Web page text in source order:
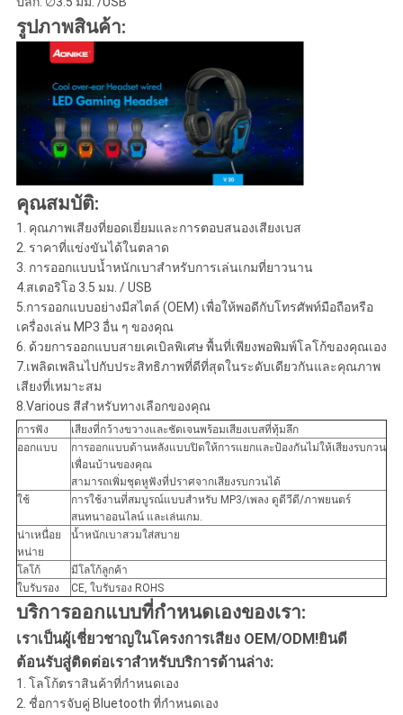
รูปภาพสินค้า:
คุณสมบัติ:
1. คุณภาพเสียงที่ยอดเยี่ยมและการตอบสนองเสียงเบส
2. ราคาที่แข่งขันได้ในตลาด
3. การออกแบบน้ำหนักเบาสำหรับการเล่นเกมที่ยาวนาน
4.สเตอริโอ 3.5 มม. / USB
5.การออกแบบอย่างมีสไตล์ (OEM) เพื่อให้พอดีกับโทรศัพท์มือถือหรือ
เครื่องเล่น MP3 อื่น ๆ ของคุณ
6. ด้วยการออกแบบสายเคเบิลพิเศษ พื้นที่เพียงพอพิมพ์โลโก้ของคุณเอง
7.เพลิดเพลินไปกับประสิทธิภาพที่ดีที่สุดในระดับเดียวกันและคุณภาพ
เสียงที่เหมาะสม
8.Various สีสำหรับทางเลือกของคุณ
การฟัง
เสียงที่กว้างขวางและชัดเจนพร้อมเสียงเบสที่ทุ้มลึก
ออกแบบ
การออกแบบด้านหลังแบบปิดให้การแยกและป้องกันไม่ให้เสียงรบกวน
เพื่อนบ้านของคุณ
สามารถเพิ่มชุดหูฟังที่ปราศจากเสียงรบกวนได้
ใช้
การใช้งานที่สมบูรณ์แบบสำหรับ MP3/เพลง ดูดีวีดี/ภาพยนตร์
สนทนาออนไลน์ และเล่นเกม.
น่าเหนื่อย
หน่าย
น้ำหนักเบาสวมใส่สบาย
โลโก้
มีโลโก้ลูกค้า
ใบรับรอง
CE, ใบรับรอง ROHS
บริการออกแบบที่กำหนดเองของเรา:
เราเป็นผู้เชี่ยวชาญในโครงการเสียง OEM/ODM!ยินดี
ต้อนรับสู่ติดต่อเราสำหรับบริการด้านล่าง:
1. โลโก้ตราสินค้าที่กำหนดเอง
2. ชื่อการจับคู่ Bluetooth ที่กำหนดเอง